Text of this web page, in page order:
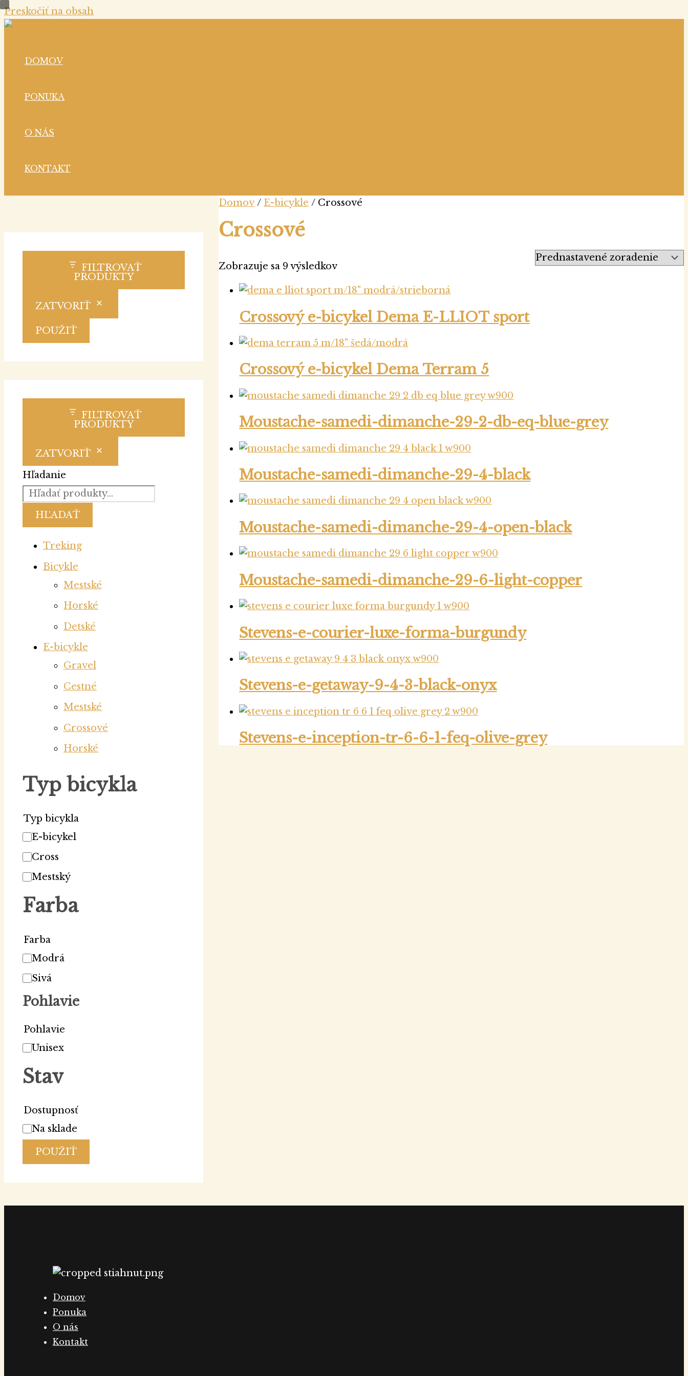
Preskočiť na obsah
DOMOV
PONUKA
O NÁS
KONTAKT
FILTROVAŤ
PRODUKTY
ZATVORIŤ
POUŽIŤ
FILTROVAŤ
PRODUKTY
ZATVORIŤ
Hľadanie
HĽADAŤ
Treking
Bicykle
Mestské
Horské
Detské
E-bicykle
Gravel
Cestné
Mestské
Crossové
Horské
Typ bicykla
Typ bicykla
E-bicykel
Cross
Mestský
Farba
Farba
Modrá
Sivá
Pohlavie
Pohlavie
Unisex
Stav
Dostupnosť
Na sklade
POUŽIŤ
Domov / E-bicykle / Crossové
Crossové
Zobrazuje sa 9 výsledkov
Crossový e-bicykel Dema E-LLIOT sport
Crossový e-bicykel Dema Terram 5
Moustache-samedi-dimanche-29-2-db-eq-blue-grey
Moustache-samedi-dimanche-29-4-black
Moustache-samedi-dimanche-29-4-open-black
Moustache-samedi-dimanche-29-6-light-copper
Stevens-e-courier-luxe-forma-burgundy
Stevens-e-getaway-9-4-3-black-onyx
Stevens-e-inception-tr-6-6-1-feq-olive-grey
Domov
Ponuka
O nás
Kontakt